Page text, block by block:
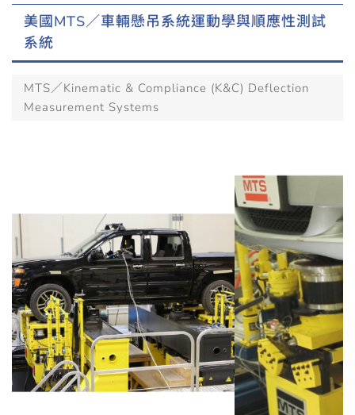
美國MTS／車輛懸吊系統運動學與順應性測試
系統
MTS／Kinematic & Compliance (K&C) Deflection
Measurement Systems